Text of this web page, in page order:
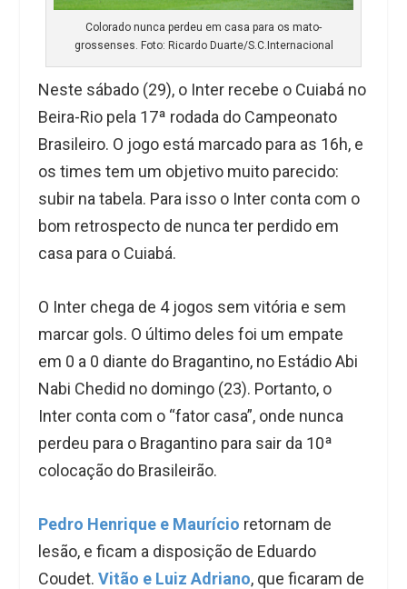
Colorado nunca perdeu em casa para os mato-
grossenses. Foto: Ricardo Duarte/S.C.Internacional
Neste sábado (29), o Inter recebe o Cuiabá no
Beira-Rio pela 17ª rodada do Campeonato
Brasileiro. O jogo está marcado para as 16h, e
os times tem um objetivo muito parecido:
subir na tabela. Para isso o Inter conta com o
bom retrospecto de nunca ter perdido em
casa para o Cuiabá.
O Inter chega de 4 jogos sem vitória e sem
marcar gols. O último deles foi um empate
em 0 a 0 diante do Bragantino, no Estádio Abi
Nabi Chedid no domingo (23). Portanto, o
Inter conta com o “fator casa”, onde nunca
perdeu para o Bragantino para sair da 10ª
colocação do Brasileirão.
Pedro Henrique e Maurício retornam de
lesão, e ficam a disposição de Eduardo
Coudet.Vitão e Luiz Adriano, que ficaram de